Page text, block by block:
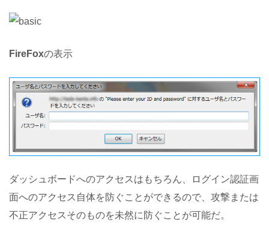
FireFoxの表示
ダッシュボードへのアクセスはもちろん、ログイン認証画
面へのアクセス自体を防ぐことができるので、攻撃または
不正アクセスそのものを未然に防ぐことが可能だ。